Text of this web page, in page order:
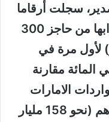
سجلت أرقاما
قياسية غير مسبوقة أيضا، باقترابها من حاجز 300
دولار) لأول مرة في
وبنسبة نمو بلغت 20 في المائة مقارنة
الامارات
اقتربت من حاجز 580 مليار درهم (نحو 158 مليار